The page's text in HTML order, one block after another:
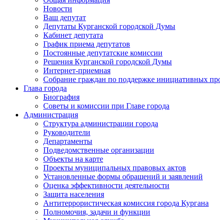
Новости
Ваш депутат
Депутаты Курганской городской Думы
Кабинет депутата
График приема депутатов
Постоянные депутатские комиссии
Решения Курганской городской Думы
Интернет-приемная
Собрание граждан по поддержке инициативных
Глава города
Биография
Советы и комиссии при Главе города
Администрация
Структура администрации города
Руководители
Департаменты
Подведомственные организации
Объекты на карте
Проекты муниципальных правовых актов
Установленные формы обращений и заявлений
Оценка эффективности деятельности
Защита населения
Антитеррористическая комиссия города Кургана
Полномочия, задачи и функции